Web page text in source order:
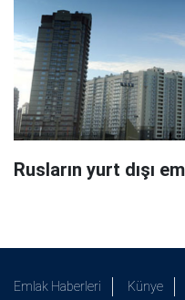
Rusların yurt dışı
Emlak Haberleri Künye